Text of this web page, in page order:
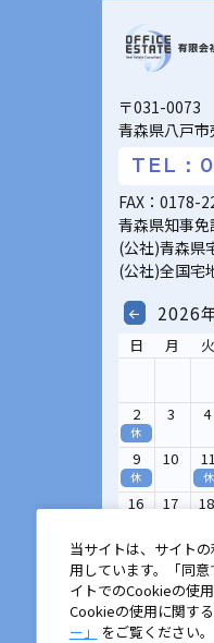
〒031-0073
青森県八戸
TEL：
FAX：0178-
青森県知事
(公社)青森県
(公社)全国宅
2026
日 月 火
2
休
3 4
9
休
10 11
休
16 17 18
23
休
24 25
30
休
31
当サイトは、サイト
用しています。「同
イトでのCookieの使
Cookieの使用に関す
ー」
をご覧ください。